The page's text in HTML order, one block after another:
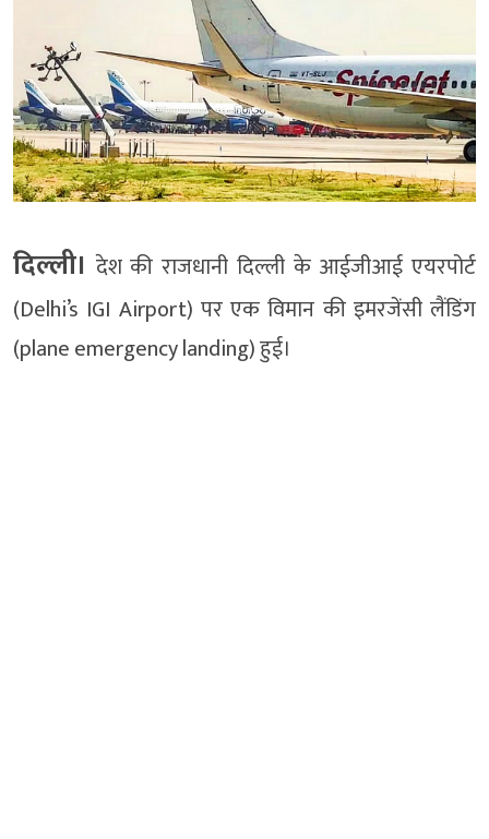
दिल्ली। देश की राजधानी दिल्ली के आईजीआई एयरपोर्ट
(Delhi’s IGI Airport) पर एक विमान की इमरजेंसी लैंडिंग
(plane emergency landing) हुई।